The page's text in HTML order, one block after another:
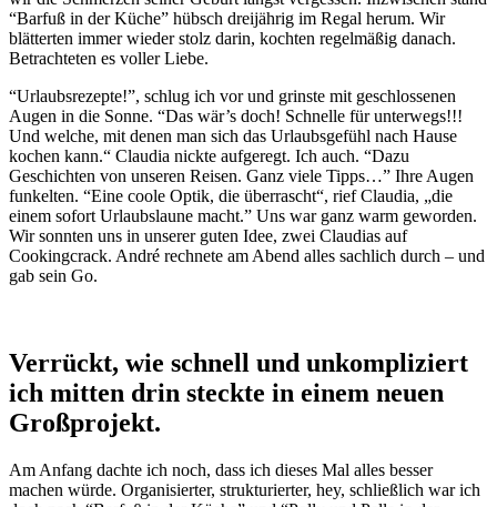
“Barfuß in der Küche” hübsch dreijährig im Regal herum. Wir
blätterten immer wieder stolz darin, kochten regelmäßig danach.
Betrachteten es voller Liebe.
“Urlaubsrezepte!”, schlug ich vor und grinste mit geschlossenen
Augen in die Sonne. “Das wär’s doch! Schnelle für unterwegs!!!
Und welche, mit denen man sich das Urlaubsgefühl nach Hause
kochen kann.“ Claudia nickte aufgeregt. Ich auch. “Dazu
Geschichten von unseren Reisen. Ganz viele Tipps…” Ihre Augen
funkelten. “Eine coole Optik, die überrascht“, rief Claudia, „die
einem sofort Urlaubslaune macht.” Uns war ganz warm geworden.
Wir sonnten uns in unserer guten Idee, zwei Claudias auf
Cookingcrack. André rechnete am Abend alles sachlich durch – und
gab sein Go.
Verrückt, wie schnell und unkompliziert
ich mitten drin steckte in einem neuen
Großprojekt.
Am Anfang dachte ich noch, dass ich dieses Mal alles besser
machen würde. Organisierter, strukturierter, hey, schließlich war ich